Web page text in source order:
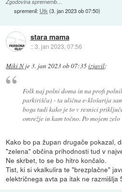
Zgodovina sprememb…
spremenil: Utk (3. jan 2023 ob 07:50)
stara mama
::3. jan 2023, 07:56
Miki Nje3. jan 2023 ob 07:35izjavil:
Folk naj polni doma in na profi
parkirišča) - ta ulična e-klošarija
boga tudi kako je to v resnici
omrežje in kam točno. Po mojem
Kako bo pa župan drugače pokazal,
"zelena" občina prihodnosti tud v
Ne skrbet, to se bo hitro končalo.
Tist, ki si vkalkulira te "brezplačne"
električnega avta pa itak ne razmišlja